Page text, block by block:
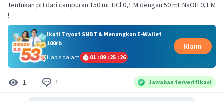
Tentukan pH dari campuran 150 mL HCl 0,1 M dengan 50 mL NaOH 0,1 M
!
Ikuti Tryout SNBT & Menangkan E-Wallet
100rb
Habis dalam
01 :09 :25 :25
Klaim
1 1 Jawaban terverifikasi